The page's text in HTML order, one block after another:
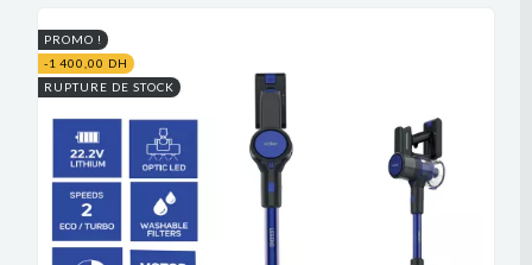
PROMO !
-1 400,00 DH
RUPTURE DE STOCK